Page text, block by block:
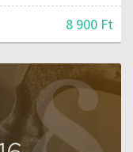
8 900 Ft